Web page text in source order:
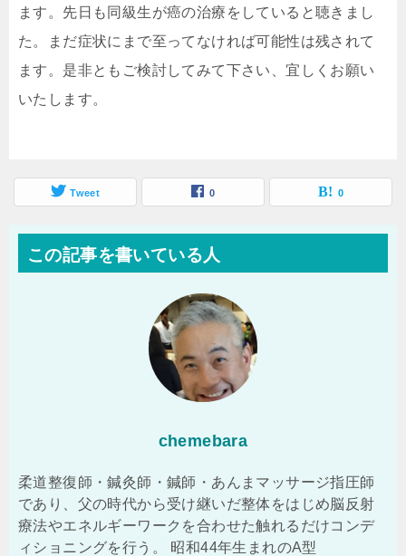
ます。先日も同級生が癌の治療をしていると聴きまし
た。まだ症状にまで至ってなければ可能性は残されて
ます。是非ともご検討してみて下さい、宜しくお願い
いたします。
Tweet 0 0
この記事を書いている人
chemebara
柔道整復師・鍼灸師・鍼師・あんまマッサージ指圧師
であり、父の時代から受け継いだ整体をはじめ脳反射
療法やエネルギーワークを合わせた触れるだけコンデ
ィショニングを行う。 昭和44年生まれのA型